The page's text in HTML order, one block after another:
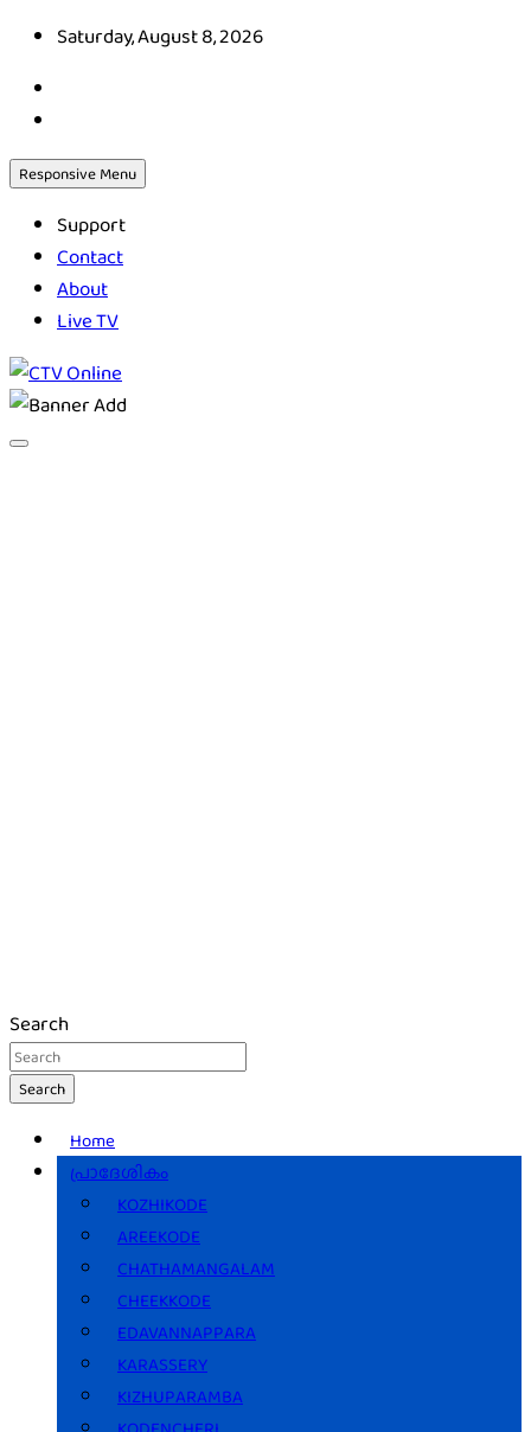
Skip
content
Saturday, August 8, 2026
Responsive Menu
Support
Contact
About
Live TV
CTV Online
Search
Search
Home
പ്രാദേശികം
KOZHIKODE
AREEKODE
CHATHAMANGALAM
CHEEKKODE
EDAVANNAPPARA
KARASSERY
KIZHUPARAMBA